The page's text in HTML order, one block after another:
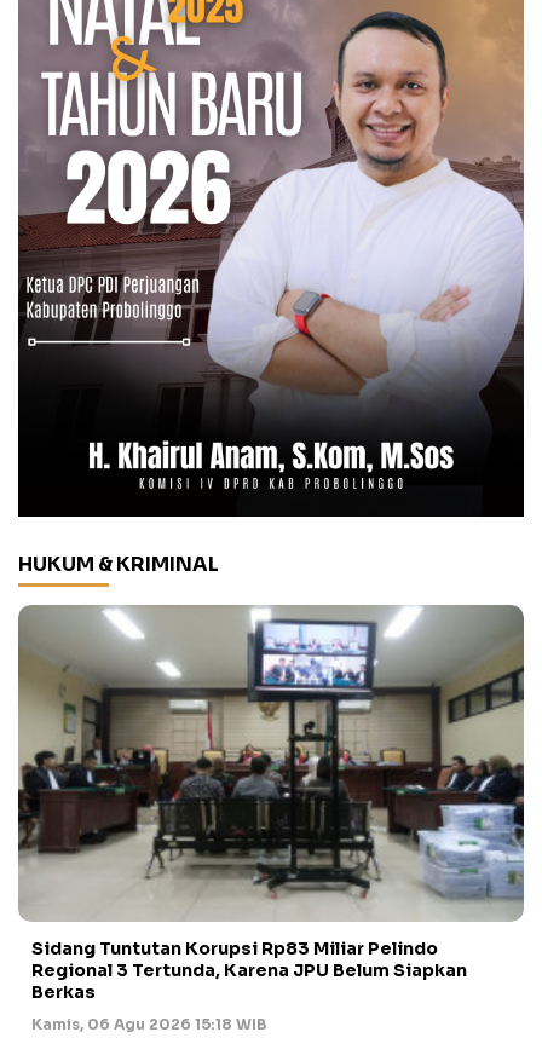
HUKUM & KRIMINAL
Sidang Tuntutan Korupsi Rp83 Miliar Pelindo
Regional 3 Tertunda, Karena JPU Belum Siapkan
Berkas
Kamis, 06 Agu 2026 15:18 WIB